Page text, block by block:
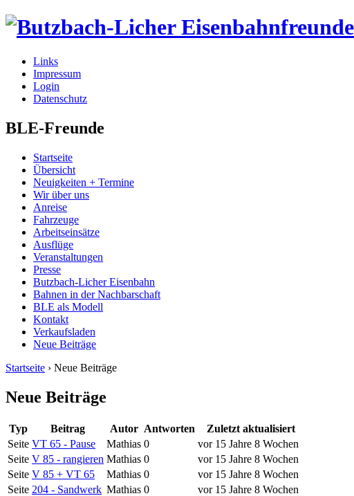
Links
Impressum
Login
Datenschutz
BLE-Freunde
Startseite
Übersicht
Neuigkeiten + Termine
Wir über uns
Anreise
Fahrzeuge
Arbeitseinsätze
Ausflüge
Veranstaltungen
Presse
Butzbach-Licher Eisenbahn
Bahnen in der Nachbarschaft
BLE als Modell
Kontakt
Verkaufsladen
Neue Beiträge
Startseite › Neue Beiträge
Neue Beiträge
Typ Beitrag Autor Antworten
Zuletzt aktualisiert
Seite VT 65 - Pause Mathias 0
vor 15 Jahre 8 Wochen
Seite V 85 - rangieren Mathias 0
vor 15 Jahre 8 Wochen
Seite V 85 + VT 65 Mathias 0
vor 15 Jahre 8 Wochen
Seite 204 - Sandwerk Mathias 0
vor 15 Jahre 8 Wochen